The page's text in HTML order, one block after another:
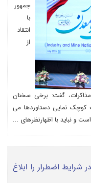
جمهور
با
انتقاد
از
مذاکرات، گفت: برخی سخنان
نمایی دستاوردها می
و نباید با اظهارنظرهای ...
شرایط اضطرار را ابلاغ